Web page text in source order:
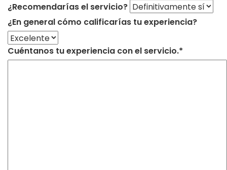
¿Recomendarías el servicio?
¿En general cómo calificarías tu experiencia?
Cuéntanos tu experiencia con el servicio.*